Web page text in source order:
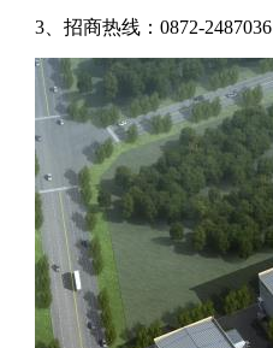
3、招商热线：0872-